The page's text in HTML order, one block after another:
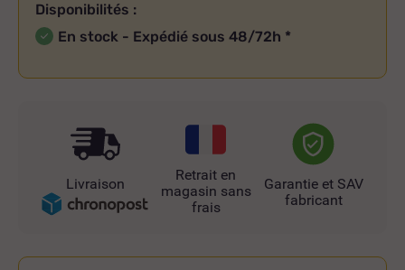
Disponibilités :
En stock - Expédié sous 48/72h *
Livraison
Retrait en
magasin sans
frais
Garantie et SAV
fabricant